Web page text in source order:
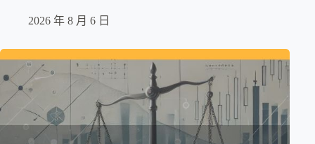
2026 年 8 月 6 日